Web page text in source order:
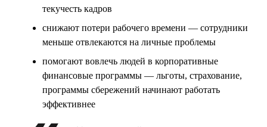
текучесть кадров
снижают потери рабочего времени — сотрудники
меньше отвлекаются на личные проблемы
помогают вовлечь людей в корпоративные
финансовые программы — льготы, страхование,
программы сбережений начинают работать
эффективнее